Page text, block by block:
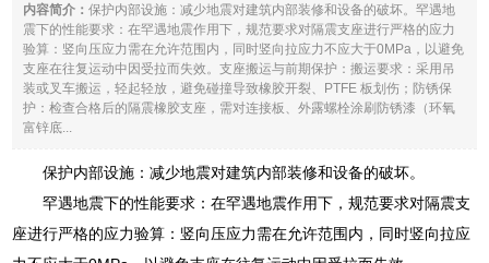
内容简介：保护内部设施：减少地震对建筑内部装修和设备的破坏。罕遇地
震下的性能要求：在罕遇地震作用下，规范要求对隔震支座进行严格的应力
验算：竖向压应力需在允许范围内，同时竖向拉应力不应大于0MPa，以避免
支座在往复运动中因受拉而失效。支座搬运与前期保护：搬运要求：采用吊
装或叉车搬运，轻起轻放，避免碰撞导致橡胶开裂、PTFE 板划伤；防锈保
护：检查合格后的隔震橡胶支座，需对连接板、外露螺栓涂刷防锈漆（环氧
富锌底...
保护内部设施：减少地震对建筑内部装修和设备的破坏。
罕遇地震下的性能要求：在罕遇地震作用下，规范要求对隔震支
座进行严格的应力验算：竖向压应力需在允许范围内，同时竖向拉应